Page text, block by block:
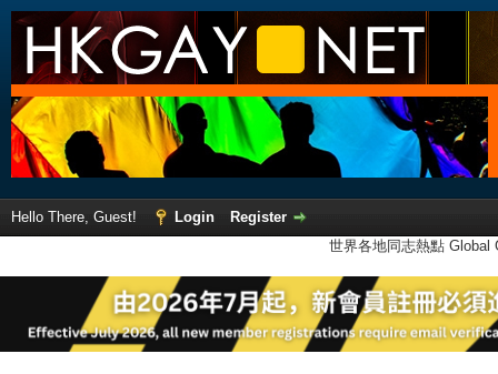
Hello There, Guest! Login
Register
世界各地同志熱點